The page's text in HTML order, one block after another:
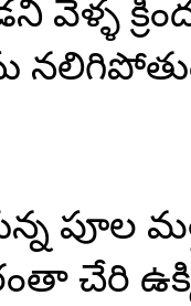
వేళ్ళ
పూల
చేరి